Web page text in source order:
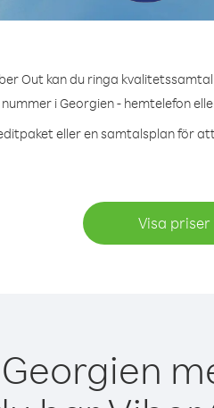
Out kan du ringa
nummer i Georgien - hemtelefon
eller en samtalsplan för
Visa